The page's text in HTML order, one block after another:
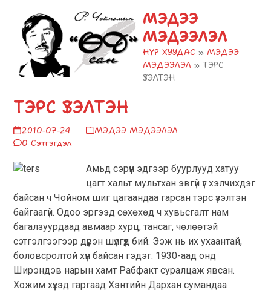
content
Open
mobile
menu
Close
mobile
menu
МЭДЭЭ
МЭДЭЭЛЭЛ
НҮҮР ХУУДАС » МЭДЭЭ
МЭДЭЭЛЭЛ » ТЭРС
ҮЗЭЛТЭН
ТЭРС ҮЗЭЛТЭН
2010-07-24
МЭДЭЭ МЭДЭЭЛЭЛ
0 Сэтгэгдэл
Амьд сэрүүн эдгээр буурлууд хатуу
цагт хальт мультхан эвгүй үг хэлчихдэг
байсан ч Чойном шиг цагаандаа гарсан тэрс үзэлтэн
байгаагүй. Одоо эргээд сөхөхөд ч хувьсгалт нам
багалзуурдаад авмаар хурц, тансаг, чөлөөтэй
сэтгэлгээгээр дүүрэн шүлгүүд бий. Ээж нь их ухаантай,
боловсролтой хүн байсан гэдэг. 1930-аад онд
Ширэндэв нарын хамт Рабфакт суралцаж явсан.
Хожим хүүхэд гаргаад Хэнтийн Дархан сумандаа